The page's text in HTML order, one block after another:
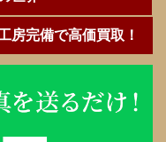
房完備で高価買取！